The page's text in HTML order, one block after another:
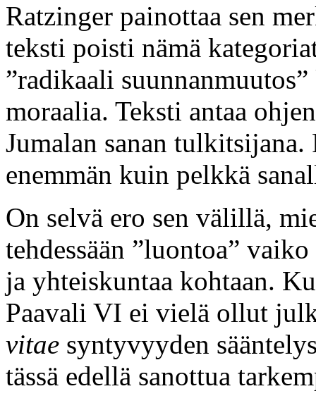
Ratzinger painottaa sen
teksti poisti nämä
”radikaali
moraalia. Teksti antaa
Jumalan sanan
enemmän kuin pelkkä
On selvä ero sen välillä,
tehdessään ”luontoa”
ja yhteiskuntaa kohtaan.
Paavali VI ei vielä ollut
vitae syntyvyyden
tässä edellä sanottua